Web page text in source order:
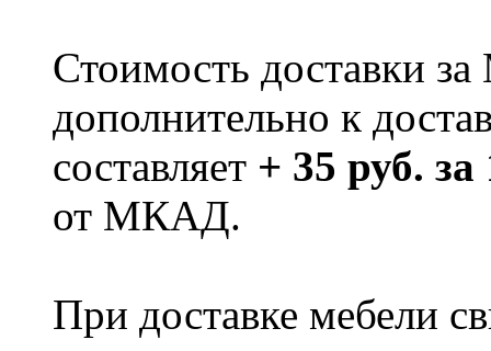
Стоимость доставки
дополнительно к
составляет + 35 руб.
от МКАД.
При доставке мебели